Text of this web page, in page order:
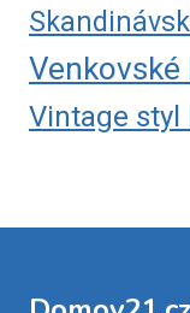
Venkovské
Vintage styl